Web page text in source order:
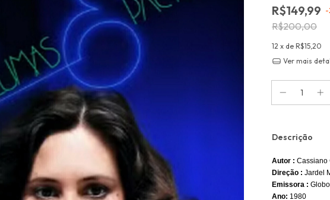
R$149,99 -
R$200,00
12 x de R$15,20
Ver mais
Descrição
Autor : Cassiano
Direção : Jardel
Emissora : Globo
Ano: 1980